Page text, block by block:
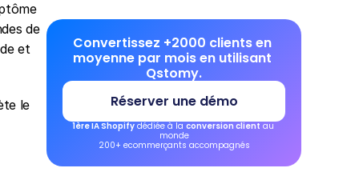
de
et
le
Convertissez +2000 clients en
moyenne par mois en utilisant
Qstomy.
Réserver une démo
1ère IA Shopify dédiée à la conversion client au
monde
200+ ecommerçants accompagnés